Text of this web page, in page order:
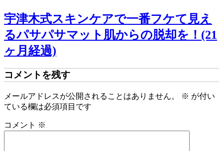
宇津木式スキンケアで一番フケて見え
るパサパサマット肌からの脱却を！(21
ヶ月経過)
コメントを残す
メールアドレスが公開されることはありません。 ※ が付い
ている欄は必須項目です
コメント ※